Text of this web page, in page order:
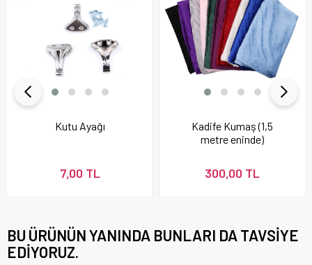
Kutu Ayağı
7,00 TL
Kadife Kumaş (1,5
metre eninde)
300,00 TL
BU ÜRÜNÜN YANINDA BUNLARI DA TAVSIYE
EDIYORUZ.